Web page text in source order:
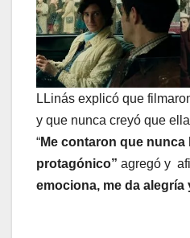
LLinás explicó que
y que nunca creyó que
“Me contaron que
protagónico” agregó y
emociona, me da alegría